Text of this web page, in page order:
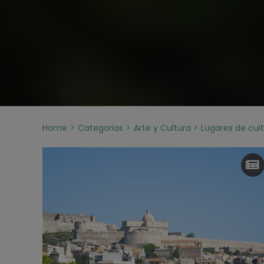
Home Categorias Arte y Cultura Lugares de